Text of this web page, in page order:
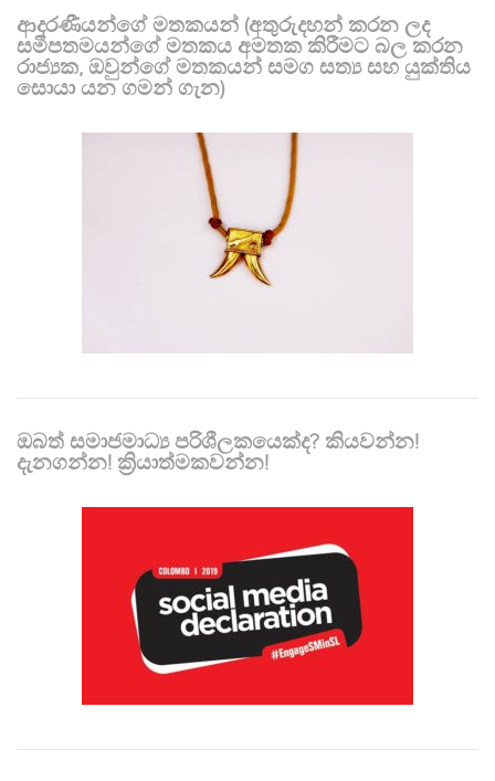
ආදරණීයන්ගේ මතකයන් (අතුරුදහන් කරන ලද
සමීපතමයන්ගේ මතකය අමතක කිරීමට බල කරන
රාජ්‍යක, ඔවුන්ගේ මතකයන් සමග සත්‍ය සහ යුක්තිය
සොයා යන ගමන් ගැන)
ඔබත් සමාජමාධ්‍ය පරිශීලකයෙක්ද? කියවන්න!
දැනගන්න! ක්‍රියාත්මකවන්න!